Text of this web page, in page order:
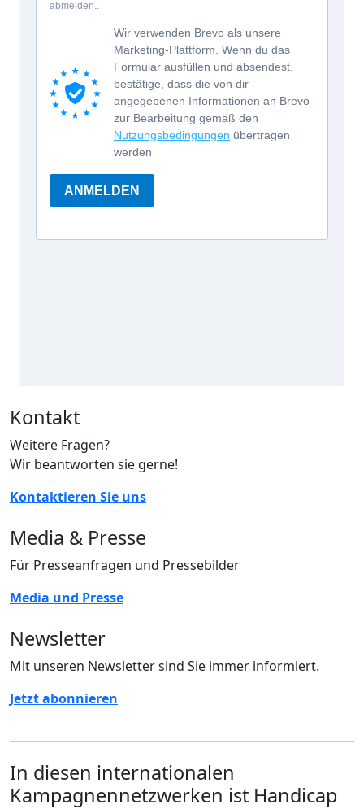
Kontakt
Weitere Fragen?
Wir beantworten sie gerne!
Kontaktieren Sie uns
Media & Presse
Für Presseanfragen und Pressebilder
Media und Presse
Newsletter
Mit unseren Newsletter sind Sie immer informiert.
Jetzt abonnieren
In diesen internationalen
Kampagnennetzwerken ist Handicap